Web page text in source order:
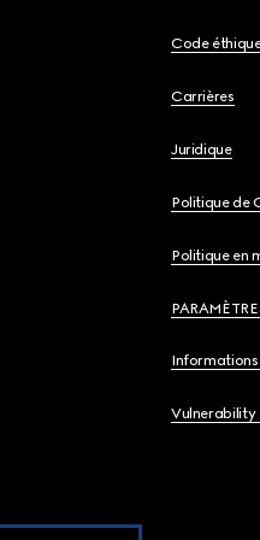
Code
Carrières
Juridique
Politique de
Politique en
Informations
Vulnerability